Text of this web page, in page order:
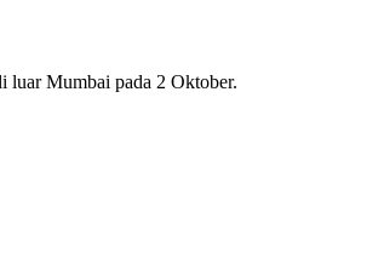
luar Mumbai pada 2 Oktober.